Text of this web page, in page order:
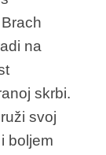
na
skrbi.
svoj
boljem